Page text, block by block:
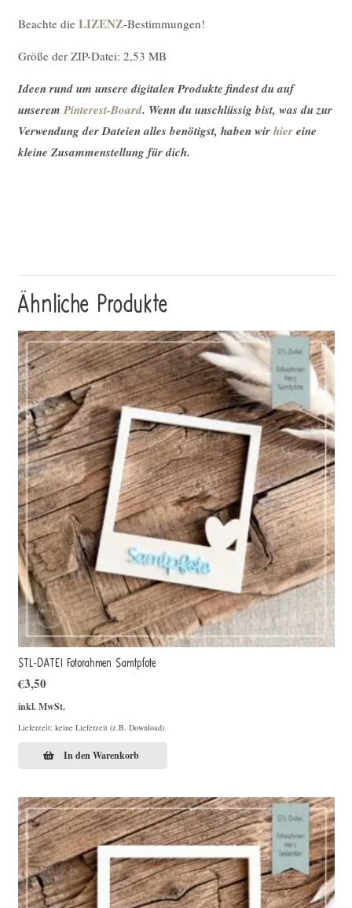
Beachte die LIZENZ-Bestimmungen!
Größe der ZIP-Datei: 2,53 MB
Ideen rund um unsere digitalen Produkte findest du auf
unserem Pinterest-Board. Wenn du unschlüssig bist, was du zur
Verwendung der Dateien alles benötigst, haben wirhiereine
kleine Zusammenstellung für dich.
Ähnliche Produkte
STL-DATEI Fotorahmen Samtpfote
€3,50
inkl. MwSt.
Lieferzeit: keine Lieferzeit (z.B. Download)
In den Warenkorb